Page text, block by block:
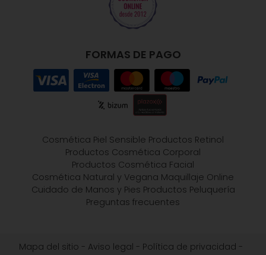
FORMAS DE PAGO
Cosmética Piel Sensible Productos Retinol
Productos Cosmética Corporal
Productos Cosmética Facial
Cosmética Natural y Vegana Maquillaje Online
Cuidado de Manos y Pies Productos Peluquería
Preguntas frecuentes
Mapa del sitio - Aviso legal - Política de privacidad -